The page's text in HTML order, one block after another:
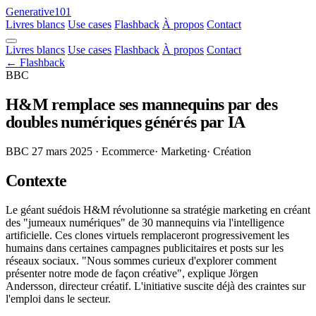
Generative101
Livres blancs Use cases Flashback À propos Contact
Livres blancs Use cases Flashback À propos Contact
← Flashback
BBC
H&M remplace ses mannequins par des
doubles numériques générés par IA
BBC 27 mars 2025 · Ecommerce· Marketing· Création
Contexte
Le géant suédois H&M révolutionne sa stratégie marketing en créant
des "jumeaux numériques" de 30 mannequins via l'intelligence
artificielle. Ces clones virtuels remplaceront progressivement les
humains dans certaines campagnes publicitaires et posts sur les
réseaux sociaux. "Nous sommes curieux d'explorer comment
présenter notre mode de façon créative", explique Jörgen
Andersson, directeur créatif. L'initiative suscite déjà des craintes sur
l'emploi dans le secteur.